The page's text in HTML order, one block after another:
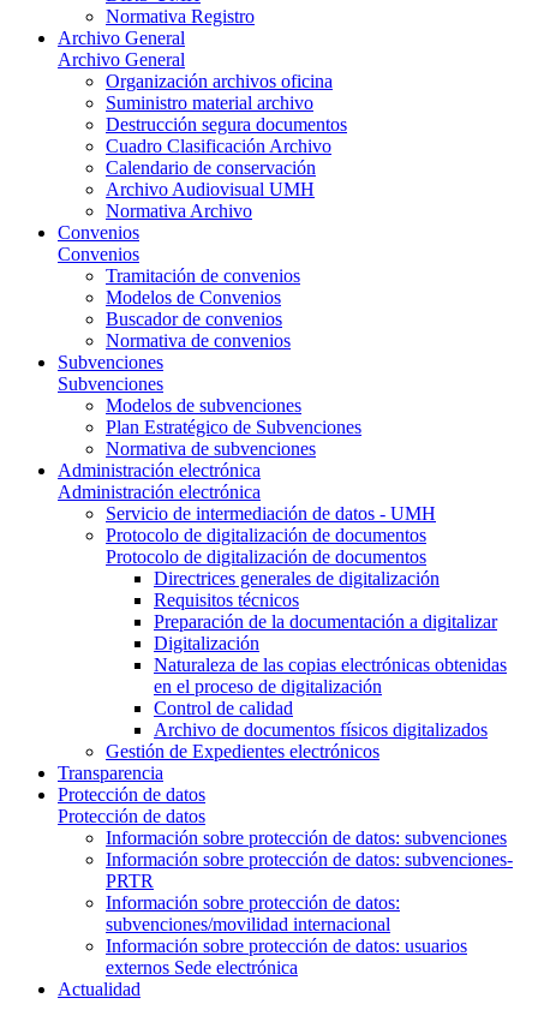
Normativa Registro
Archivo General
Archivo General
Organización archivos oficina
Suministro material archivo
Destrucción segura documentos
Cuadro Clasificación Archivo
Calendario de conservación
Archivo Audiovisual UMH
Normativa Archivo
Convenios
Convenios
Tramitación de convenios
Modelos de Convenios
Buscador de convenios
Normativa de convenios
Subvenciones
Subvenciones
Modelos de subvenciones
Plan Estratégico de Subvenciones
Normativa de subvenciones
Administración electrónica
Administración electrónica
Servicio de intermediación de datos - UMH
Protocolo de digitalización de documentos
Protocolo de digitalización de documentos
Directrices generales de digitalización
Requisitos técnicos
Preparación de la documentación a digitalizar
Digitalización
Naturaleza de las copias electrónicas obtenidas
en el proceso de digitalización
Control de calidad
Archivo de documentos físicos digitalizados
Gestión de Expedientes electrónicos
Transparencia
Protección de datos
Protección de datos
Información sobre protección de datos: subvenciones
Información sobre protección de datos: subvenciones-
PRTR
Información sobre protección de datos:
subvenciones/movilidad internacional
Información sobre protección de datos: usuarios
externos Sede electrónica
Actualidad